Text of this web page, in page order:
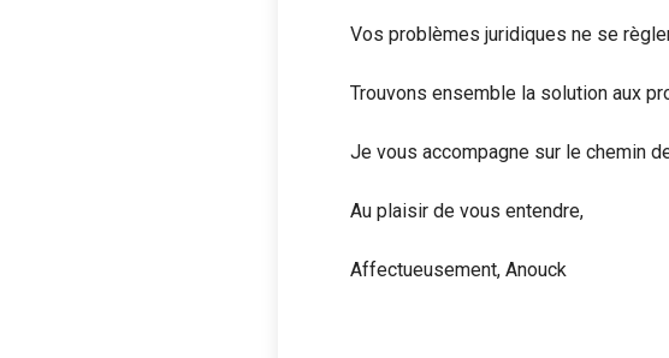
Vos problèmes juridiques ne se
Trouvons ensemble la solution aux
Je vous accompagne sur le chemin
Au plaisir de vous entendre,
Affectueusement, Anouck